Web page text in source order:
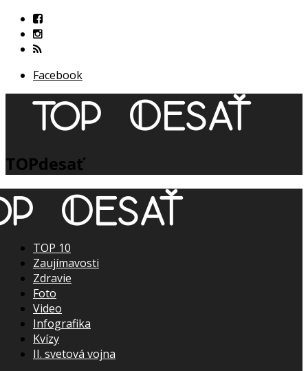
Facebook
TOPdesať
TOP 10
Zaujímavosti
Zdravie
Foto
Video
Infografika
Kvízy
II. svetová vojna